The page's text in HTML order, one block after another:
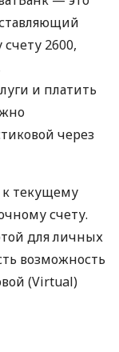
2600,
и платить
через
к текущему
счету.
для личных
возможность
(Virtual)